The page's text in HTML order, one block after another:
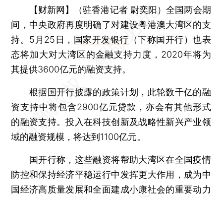
【财新网】（驻香港记者 尉奕阳）全国两会期
间，中央政府再度明确了对建设粤港澳大湾区的支
持。5月25日， 国家开发银行 （下称国开行）也表
态将加大对大湾区的金融支持力度，2020年将为
其提供3600亿元的融资支持。
根据国开行披露的政策计划，此轮数千亿的融
资支持中将包含2900亿元贷款，亦会有其他形式
的融资支持。投入在科技创新及战略性新兴产业领
域的融资规模，将达到1100亿元。
国开行称，这些融资将帮助大湾区在全国疫情
防控和保持经济平稳运行中发挥更大作用，成为中
国经济高质量发展和全面建成小康社会的重要动力